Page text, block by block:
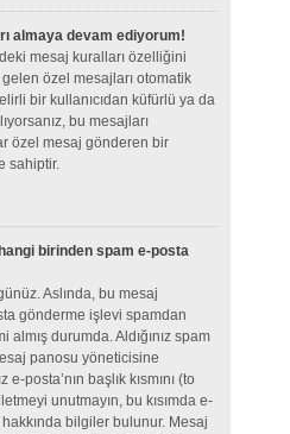
almaya devam ediyorum!
mesaj kuralları özelliğini
özel mesajları otomatik
bir kullanıcıdan küfürlü ya da
bu mesajları
özel mesaj gönderen bir
sahiptir.
birinden spam e-posta
Aslında, bu mesaj
gönderme işlevi spamdan
durumda. Aldığınız spam
panosu yöneticisine
posta’nın başlık kısmını (to
unutmayın, bu kısımda e-
hakkında bilgiler bulunur. Mesaj